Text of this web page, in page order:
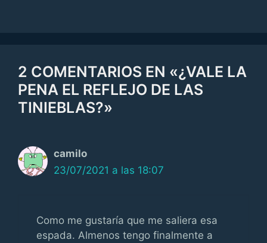
2 COMENTARIOS EN «¿VALE LA
PENA EL REFLEJO DE LAS
TINIEBLAS?»
camilo
23/07/2021 a las 18:07
Como me gustaría que me saliera esa
espada. Almenos tengo finalmente a